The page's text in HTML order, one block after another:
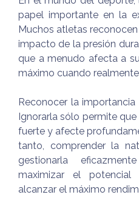
papel importante en la
Muchos atletas
impacto de la presión
que a menudo afecta a
máximo cuando
Reconocer la
Ignorarla sólo permite
fuerte y afecte
tanto, comprender la
gestionarla
maximizar el
alcanzar el máximo